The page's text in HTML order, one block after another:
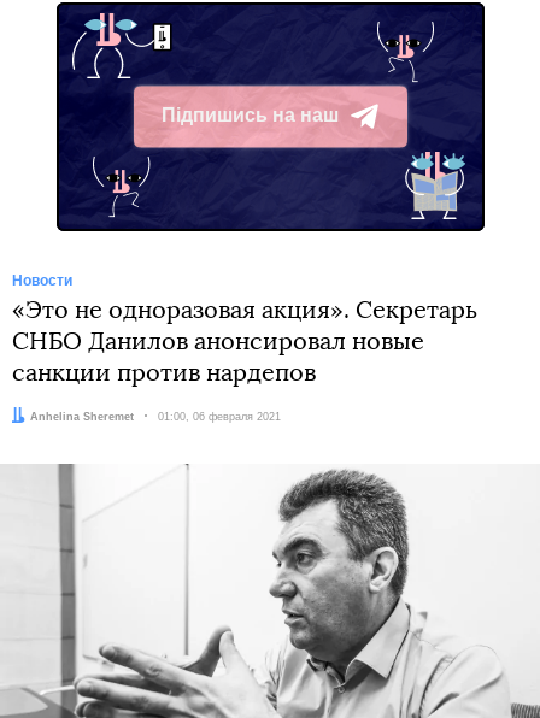
Підпишись на наш
Telegram
Новости
«Это не одноразовая акция». Секретарь
СНБО Данилов анонсировал новые
санкции против нардепов
Автор:
Anhelina Sheremet Дата:
01:00, 06 февраля 2021